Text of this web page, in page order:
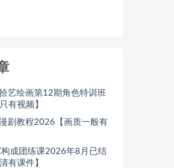
艺绘画第12期角色特训班
有视频】
剧教程2026【画质一般有
构成团练课2026年8月已结
有课件】